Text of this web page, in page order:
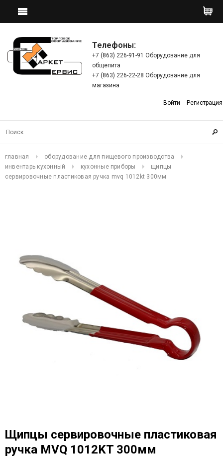
Телефоны:
+7 (863) 226-91-91 Оборудование для
общепита
+7 (863) 226-22-28 Оборудование для
магазина
Войти Регистрация
главная
оборудование для пищевого производства
инвентарь кухонный
кухонные приборы
щипцы
сервировочные пластиковая ручка mvq 1012kt 300мм
Щипцы сервировочные пластиковая
ручка MVQ 1012KT 300мм